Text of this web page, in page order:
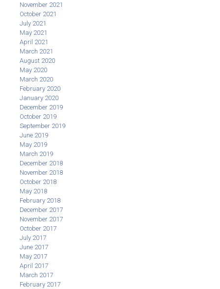
November 2021
October 2021
July 2021
May 2021
April 2021
March 2021
August 2020
May 2020
March 2020
February 2020
January 2020
December 2019
October 2019
September 2019
June 2019
May 2019
March 2019
December 2018
November 2018
October 2018
May 2018
February 2018
December 2017
November 2017
October 2017
July 2017
June 2017
May 2017
April 2017
March 2017
February 2017